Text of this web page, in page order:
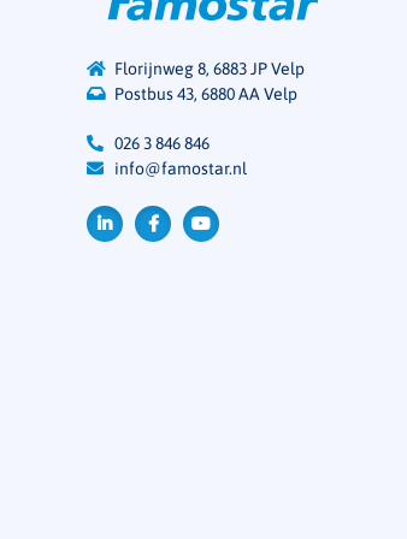
Florijnweg 8, 6883 JP Velp
Postbus 43, 6880 AA Velp
026 3 846 846
info@famostar.nl